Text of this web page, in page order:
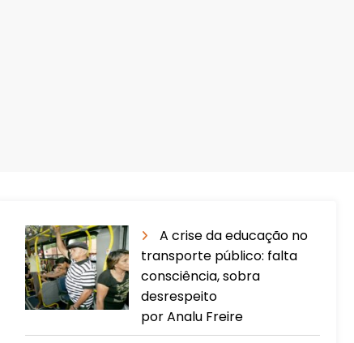
A crise da educação no
transporte público: falta
consciência, sobra
desrespeito
por Analu Freire